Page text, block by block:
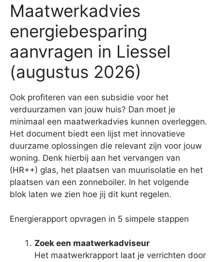
Maatwerkadvies
energiebesparing
aanvragen in Liessel
(augustus 2026)
Ook profiteren van een subsidie voor het
verduurzamen van jouw huis? Dan moet je
minimaal een maatwerkadvies kunnen overleggen.
Het document biedt een lijst met innovatieve
duurzame oplossingen die relevant zijn voor jouw
woning. Denk hierbij aan het vervangen van
(HR++) glas, het plaatsen van muurisolatie en het
plaatsen van een zonneboiler. In het volgende
blok laten we zien hoe jij dit kunt regelen.
Energierapport opvragen in 5 simpele stappen
Zoek een maatwerkadviseur
Het maatwerkrapport laat je verrichten door